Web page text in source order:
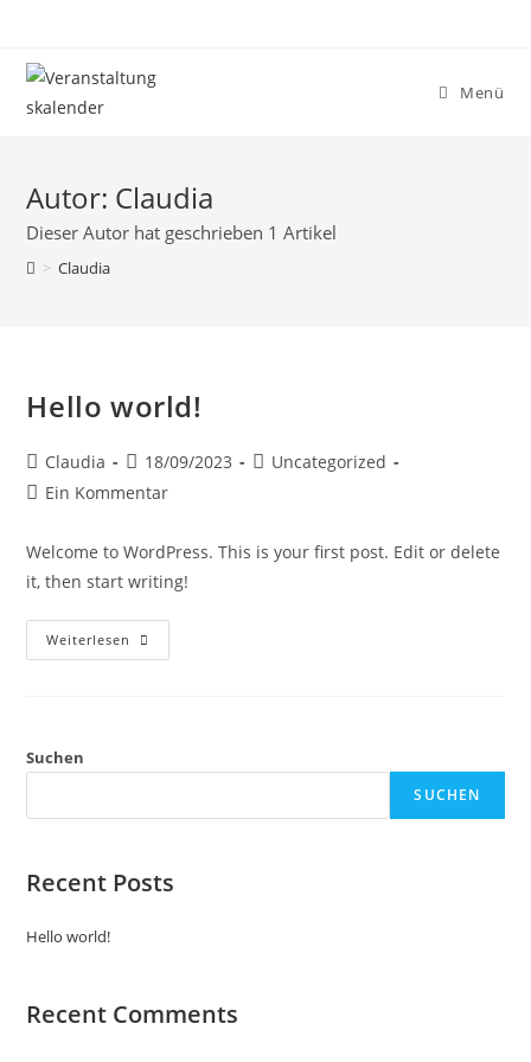
Menü
Autor: Claudia
Dieser Autor hat geschrieben 1 Artikel
> Claudia
Hello world!
Claudia 18/09/2023
Uncategorized
Ein Kommentar
Welcome to WordPress. This is your first post. Edit or delete
it, then start writing!
Weiterlesen
Suchen
SUCHEN
Recent Posts
Hello world!
Recent Comments